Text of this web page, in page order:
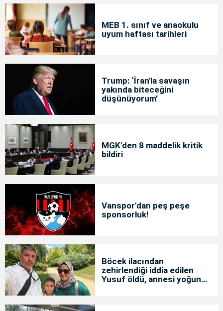
MEB 1. sınıf ve anaokulu
uyum haftası tarihleri
Trump: ‘İran'la savaşın
yakında biteceğini
düşünüyorum’
MGK'den 8 maddelik kritik
bildiri
Vanspor'dan peş peşe
sponsorluk!
Böcek ilacından
zehirlendiği iddia edilen
Yusuf öldü, annesi yoğun